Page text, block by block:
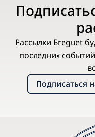
Рассылки Breguet
последних
Подписаться